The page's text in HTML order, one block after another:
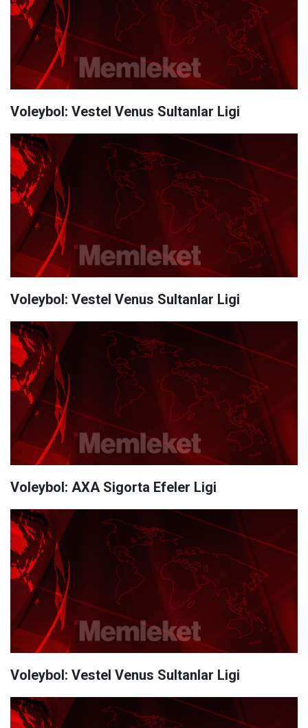
Voleybol: Vestel Venus Sultanlar Ligi
Voleybol: Vestel Venus Sultanlar Ligi
Voleybol: AXA Sigorta Efeler Ligi
Voleybol: Vestel Venus Sultanlar Ligi